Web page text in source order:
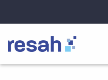
Logo Resah